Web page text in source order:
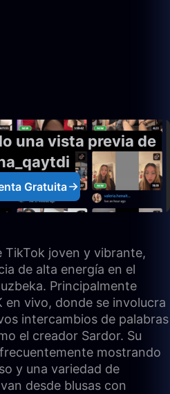
una vista previa de
Gratuita
TikTok joven y vibrante,
de alta energía en el
Principalmente
en vivo, donde se involucra
intercambios de palabras
el creador Sardor. Su
mostrando
y una variedad de
desde blusas con